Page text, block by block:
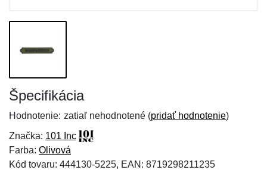
Špecifikácia
Hodnotenie: zatiaľ nehodnotené (pridať hodnotenie)
Značka: 101 Inc
Farba: Olivová
Kód tovaru: 444130-5225, EAN: 8719298211235